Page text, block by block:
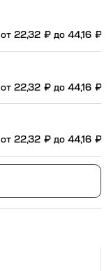
от22,32 ₽до44,16 ₽
от22,32 ₽до44,16 ₽
от22,32 ₽до44,16 ₽